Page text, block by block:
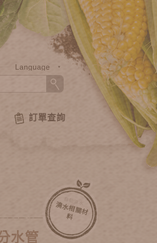
訂單查詢
Language
自動澆水
澆
水
相
關
材
料
水管